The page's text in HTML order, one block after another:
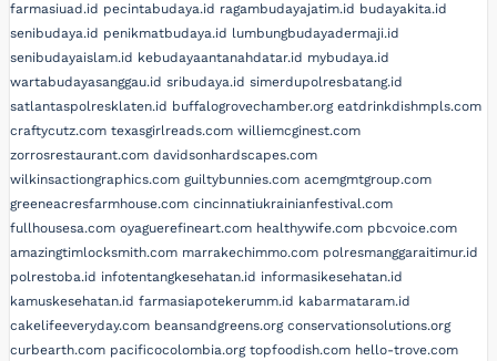
farmasiuad.id pecintabudaya.id ragambudayajatim.id budayakita.id
senibudaya.id penikmatbudaya.id lumbungbudayadermaji.id
senibudayaislam.id kebudayaantanahdatar.id mybudaya.id
wartabudayasanggau.id sribudaya.id simerdupolresbatang.id
satlantaspolresklaten.id buffalogrovechamber.org eatdrinkdishmpls.com
craftycutz.com texasgirlreads.com williemcginest.com
zorrosrestaurant.com davidsonhardscapes.com
wilkinsactiongraphics.com guiltybunnies.com acemgmtgroup.com
greeneacresfarmhouse.com cincinnatiukrainianfestival.com
fullhousesa.com oyaguerefineart.com healthywife.com pbcvoice.com
amazingtimlocksmith.com marrakechimmo.com polresmanggaraitimur.id
polrestoba.id infotentangkesehatan.id informasikesehatan.id
kamuskesehatan.id farmasiapotekerumm.id kabarmataram.id
cakelifeeveryday.com beansandgreens.org conservationsolutions.org
curbearth.com pacificocolombia.org topfoodish.com hello-trove.com